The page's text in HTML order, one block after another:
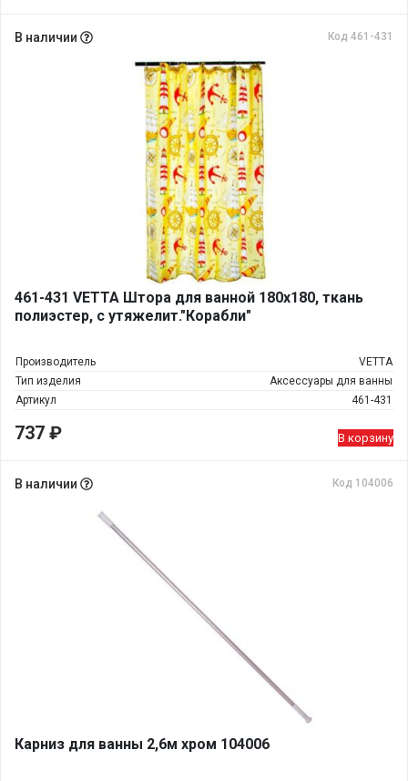
В наличии Код 461-431
461-431 VETTA Штора для ванной 180х180, ткань
полиэстер, с утяжелит."Корабли"
Производитель
VETTA
Тип изделия
Аксессуары для ванны
Артикул
461-431
737 ₽ В корзину
В наличии Код 104006
Карниз для ванны 2,6м хром 104006